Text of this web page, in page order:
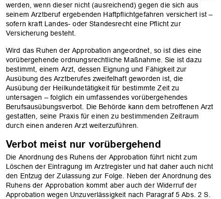
werden, wenn dieser nicht (ausreichend) gegen die sich aus
seinem Arztberuf ergebenden Haftpflichtgefahren versichert ist –
sofern kraft Landes- oder Standesrecht eine Pflicht zur
Versicherung besteht.
Wird das Ruhen der Approbation angeordnet, so ist dies eine
vorübergehende ordnungsrechtliche Maßnahme. Sie ist dazu
bestimmt, einem Arzt, dessen Eignung und Fähigkeit zur
Ausübung des Arztberufes zweifelhaft geworden ist, die
Ausübung der Heilkundetätigkeit für bestimmte Zeit zu
untersagen – folglich ein umfassendes vorübergehendes
Berufsausübungsverbot. Die Behörde kann dem betroffenen Arzt
gestatten, seine Praxis für einen zu bestimmenden Zeitraum
durch einen anderen Arzt weiterzuführen.
Verbot meist nur vorübergehend
Die Anordnung des Ruhens der Approbation führt nicht zum
Löschen der Eintragung im Arztregister und hat daher auch nicht
den Entzug der Zulassung zur Folge. Neben der Anordnung des
Ruhens der Approbation kommt aber auch der Widerruf der
Approbation wegen Unzuverlässigkeit nach Paragraf 5 Abs. 2 S.